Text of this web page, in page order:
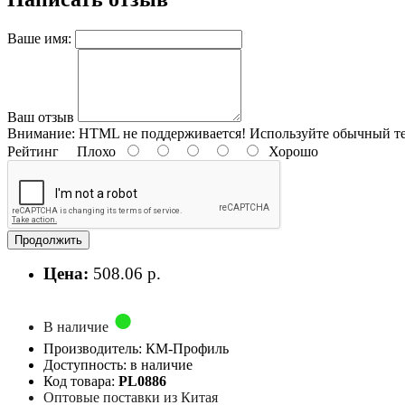
Ваше имя:
Ваш отзыв
Внимание: HTML не поддерживается! Используйте обычный
Рейтинг Плохо Хорошо
Продолжить
Цена: 508.06 р.
В наличие
Производитель: КМ-Профиль
Доступность: в наличие
Код товара: PL0886
Оптовые поставки из Китая